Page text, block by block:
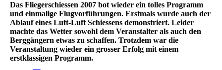
Das Fliegerschiessen 2007 bot wieder ein tolles Programm
und einmalige Flugvorführungen. Erstmals wurde auch der
Ablauf eines Luft-Luft Schiessens demonstriert. Leider
machte das Wetter sowohl dem Veranstalter als auch den
Berggängern etwas zu schaffen. Trotzdem war die
Veranstaltung wieder ein grosser Erfolg mit einem
erstklassigen Programm.